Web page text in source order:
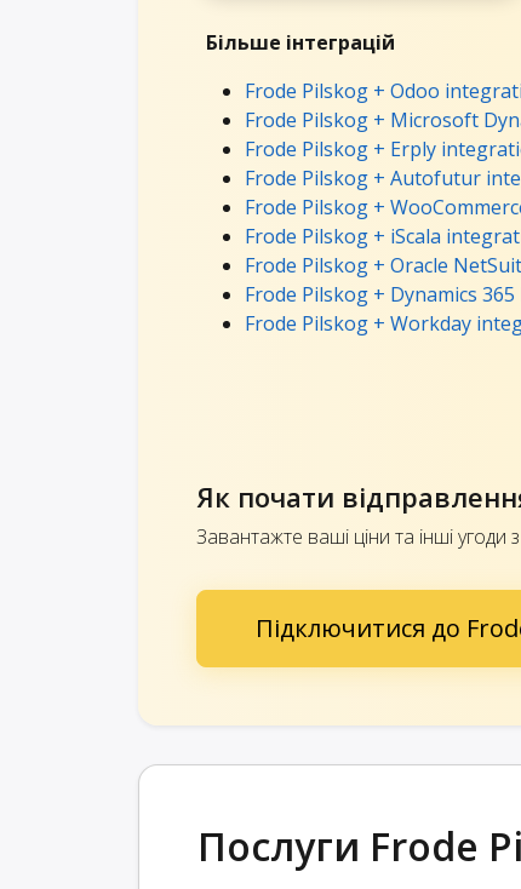
Більше інтеграцій
Frode Pilskog + Odoo
Frode Pilskog + Microsoft
Frode Pilskog + Erply
Frode Pilskog + Autofutur
Frode Pilskog +
Frode Pilskog + iScala
Frode Pilskog + Oracle
Frode Pilskog + Dynamics
Frode Pilskog + Workday
Як почати
Завантажте ваші ціни та інші угоди
Підключитися до
Послуги Frode